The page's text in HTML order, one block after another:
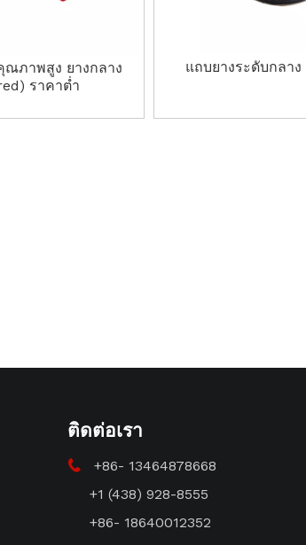
ณภาพสูง ยางกลาง
ราคาต่ำ
แถบยางระดับกลา
ติดต่อเรา

+86- 13464878668
+1 (438) 928-8555
+86- 18640012352